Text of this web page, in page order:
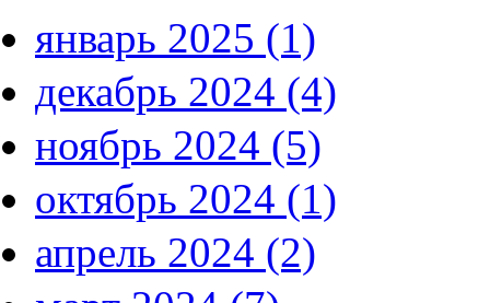
январь 2025 (1)
декабрь 2024 (4)
ноябрь 2024 (5)
октябрь 2024 (1)
апрель 2024 (2)